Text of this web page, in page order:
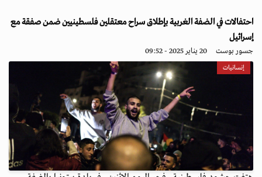
احتفالات في الضفة الغربية بإطلاق سراح معتقلين فلسطينيين ضمن صفقة مع
إسرائيل
جسور بوست 20 يناير 2025 - 09:52
إنسانيات